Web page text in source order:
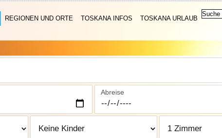
REGIONEN UND ORTE TOSKANA INFOS TOSKANA URLAUB
Abreise